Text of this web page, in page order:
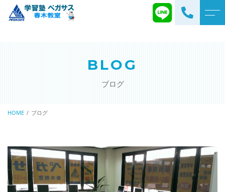
学習塾
速読解力
プログラミング
そろばん（ピコ）
ブログ
お知らせ
BLOG
ブログ
HOME ブログ